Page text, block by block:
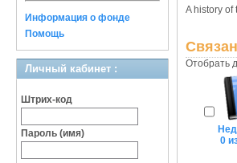
Информация о фонде
Помощь
Личный кабинет :
Штрих-код
Пароль (имя)
A history of
Отобрать
0